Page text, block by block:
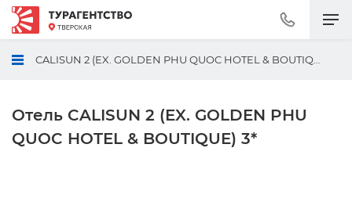
230-
CALISUN 2 (EX. GOLDEN PHU QUOC HOTEL & BOUTIQUE)
Отель CALISUN 2 (EX. GOLDEN PHU
QUOC HOTEL & BOUTIQUE) 3*